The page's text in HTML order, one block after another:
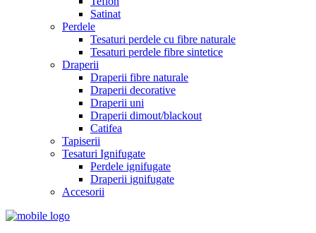
Satinat
Perdele
Tesaturi perdele cu fibre naturale
Tesaturi perdele fibre sintetice
Draperii
Draperii fibre naturale
Draperii decorative
Draperii uni
Draperii dimout/blackout
Catifea
Tapiserii
Tesaturi Ignifugate
Perdele ignifugate
Draperii ignifugate
Accesorii